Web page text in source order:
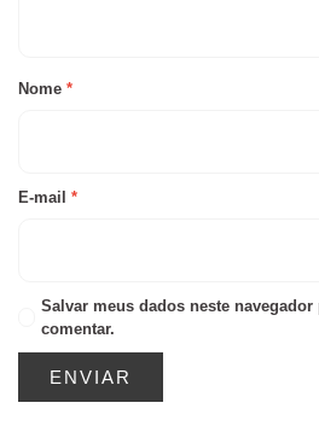
Nome *
E-mail *
Salvar meus dados neste
comentar.